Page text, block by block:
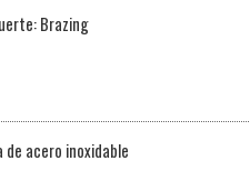
Brazing
de acero inoxidable